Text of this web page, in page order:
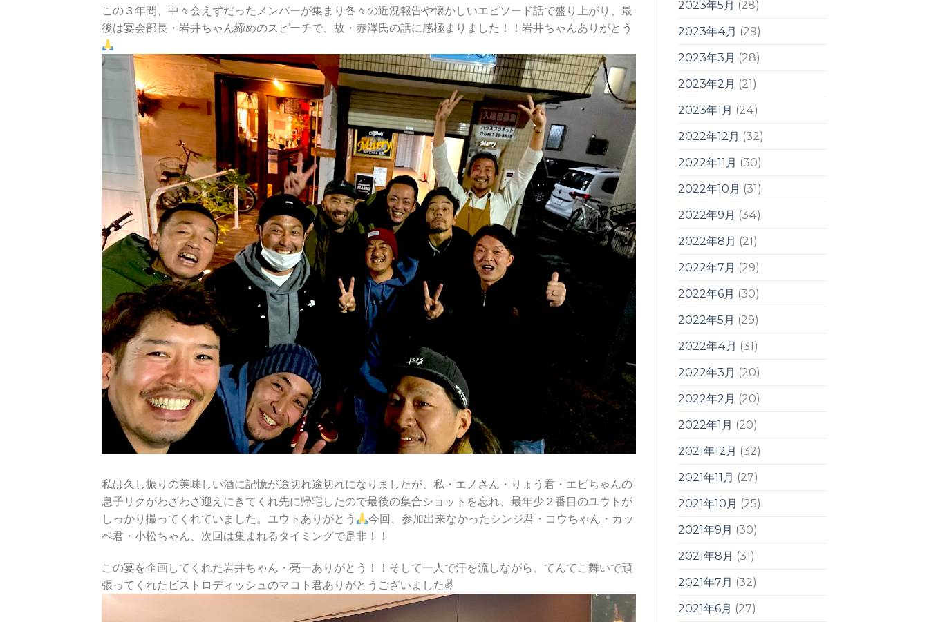
この３年間、中々会えずだったメンバーが集まり各々の近況報告や懐かしいエピソード話で盛り上がり、最
後は宴会部長・岩井ちゃん締めのスピーチで、故・赤澤氏の話に感極まりました！！岩井ちゃんありがとう
私は久し振りの美味しい酒に記憶が途切れ途切れになりましたが、私・エノさん・りょう君・エビちゃんの
息子リクがわざわざ迎えにきてくれ先に帰宅したので最後の集合ショットを忘れ、最年少２番目のユウトが
しっかり撮ってくれていました。ユウトありがとう
今回、参加出来なかったシンジ君・コウちゃん・カッ
ペ君・小松ちゃん、次回は集まれるタイミングで是非！！
この宴を企画してくれた岩井ちゃん・亮一ありがとう！！そして一人で汗を流しながら、てんてこ舞いで頑
張ってくれたビストロディッシュのマコト君ありがとうございました✌️
2023年5月 (28)
2023年4月 (29)
2023年3月 (28)
2023年2月 (21)
2023年1月 (24)
2022年12月 (32)
2022年11月 (30)
2022年10月 (31)
2022年9月 (34)
2022年8月 (21)
2022年7月 (29)
2022年6月 (30)
2022年5月 (29)
2022年4月 (31)
2022年3月 (20)
2022年2月 (20)
2022年1月 (20)
2021年12月 (32)
2021年11月 (27)
2021年10月 (25)
2021年9月 (30)
2021年8月 (31)
2021年7月 (32)
2021年6月 (27)